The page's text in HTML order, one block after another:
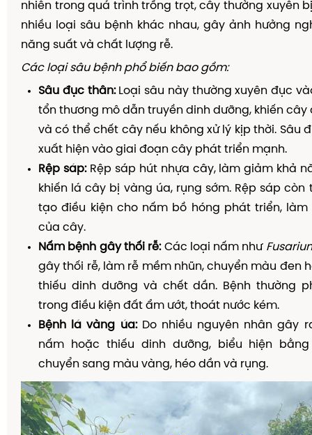
nhiên trong quá trình trồng trọt, cây thường xuyên
nhiều loại sâu bệnh khác nhau, gây ảnh hưởng
năng suất và chất lượng rễ.
Các loại sâu bệnh phổ biến bao gồm:
Sâu đục thân:Loại sâu này thường xuyên đục
tổn thương mô dẫn truyền dinh dưỡng, khiến cây
và có thể chết cây nếu không xử lý kịp thời. Sâu
xuất hiện vào giai đoạn cây phát triển mạnh.
Rệp sáp:Rệp sáp hút nhựa cây, làm giảm khả
khiến lá cây bị vàng úa, rụng sớm. Rệp sáp
tạo điều kiện cho nấm bồ hóng phát triển, làm
của cây.
Nấm bệnh gây thối rễ:Các loại nấm như
gây thối rễ, làm rễ mềm nhũn, chuyển màu đen
thiếu dinh dưỡng và chết dần. Bệnh thường
trong điều kiện đất ẩm ướt, thoát nước kém.
Bệnh lá vàng úa:Do nhiều nguyên nhân gây
nấm hoặc thiếu dinh dưỡng, biểu hiện
chuyển sang màu vàng, héo dần và rụng.